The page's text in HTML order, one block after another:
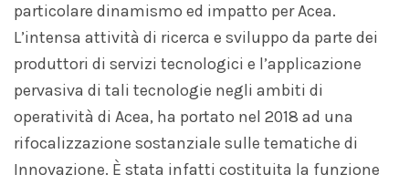
particolare dinamismo ed impatto per Acea.
L’intensa attività di ricerca e sviluppo da parte dei
produttori di servizi tecnologici e l’applicazione
pervasiva di tali tecnologie negli ambiti di
operatività di Acea, ha portato nel 2018 ad una
rifocalizzazione sostanziale sulle tematiche di
Innovazione. È stata infatti costituita la funzione